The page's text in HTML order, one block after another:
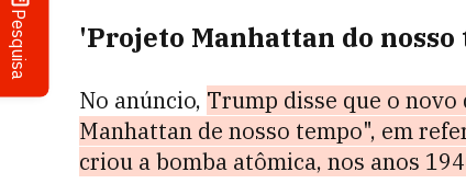
Pesquisa 'Projeto Manhattan do nosso
No anúncio, Trump disse que o
Manhattan de nosso tempo", em
criou a bomba atômica, nos anos